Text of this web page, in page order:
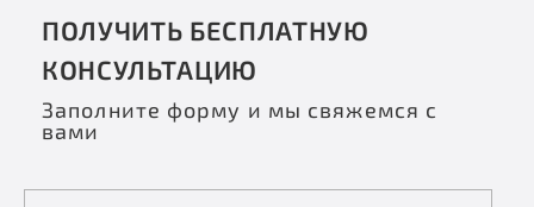
ПОЛУЧИТЬ БЕСПЛАТНУЮ
КОНСУЛЬТАЦИЮ
Заполните форму и мы свяжемся с
вами